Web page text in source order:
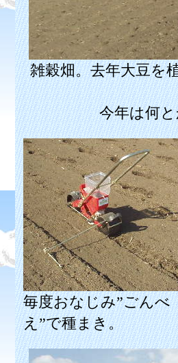
雑穀畑。去年大豆を
今年は何
毎度おなじみ”ごんべ
え”で種まき。